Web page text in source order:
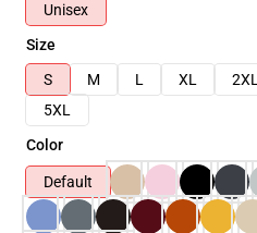
Unisex
Size
S
M L XL 2XL
5XL
Color
Default